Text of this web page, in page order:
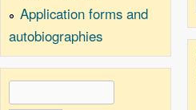
Application forms and
autobiographies
Search form